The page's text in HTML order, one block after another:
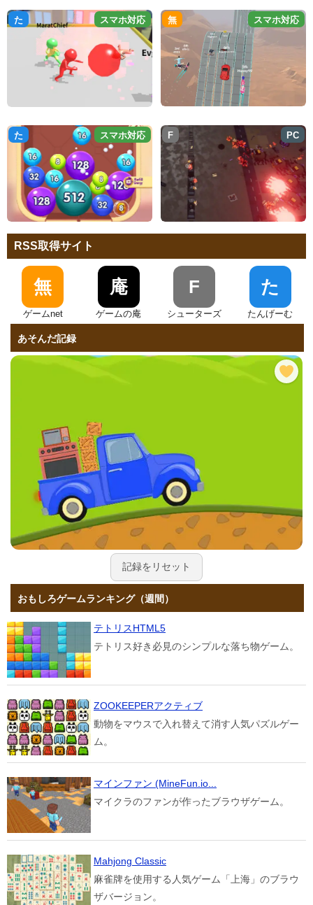
た スマホ対応 無 スマホ対応
た スマホ対応 F PC
RSS取得サイト
無
ゲームnet
庵
ゲームの庵
F
シューターズ
た
たんげーむ
あそんだ記録
記録をリセット
おもしろゲームランキング（週間）
テトリスHTML5
テトリス好き必見のシンプルな落ち物ゲーム。
ZOOKEEPERアクティブ
動物をマウスで入れ替えて消す人気パズルゲー
ム。
マインファン (MineFun.io...
マイクラのファンが作ったブラウザゲーム。
Mahjong Classic
麻雀牌を使用する人気ゲーム「上海」のブラウ
ザバージョン。